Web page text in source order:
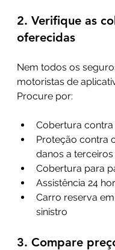
2. Verifique as
oferecidas
Nem todos os
motoristas de
Procure por:
Cobertura
Proteção contra
danos a terceiros
Cobertura para
Assistência 24
Carro reserva
sinistro
3. Compare